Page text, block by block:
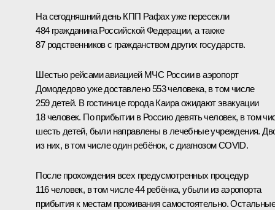
На сегодняшний день КПП Рафах уже пересекли
484 гражданина Российской Федерации, а также
87 родственников с гражданством других государств.
Шестью рейсами авиацией МЧС России в аэропорт
Домодедово уже доставлено 553 человека, в том числе
259 детей. В гостинице города Каира ожидают эвакуации
18 человек. По прибытии в Россию девять человек, в том
шесть детей, были направлены в лечебные учреждения.
из них, в том числе один ребёнок, с диагнозом COVID.
После прохождения всех предусмотренных процедур
116 человек, в том числе 44 ребёнка, убыли из аэропорта
прибытия к местам проживания самостоятельно. Остальные